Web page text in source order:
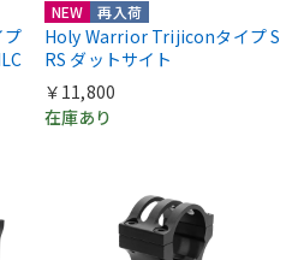
NEW 再入荷
Holy Warrior Trijiconタイプ S
RS ダットサイト
￥11,800
在庫あり